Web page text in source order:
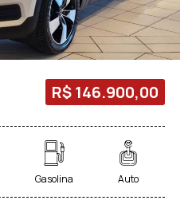
R$ 146.900,00
Gasolina Auto